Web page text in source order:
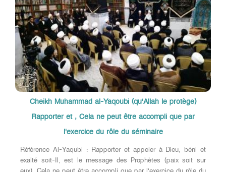
Cheikh Muhammad al-Yaqoubi (qu’Allah le protège)
Rapporter et , Cela ne peut être accompli que par
l'exercice du rôle du séminaire
Référence Al-Yaqubi : Rapporter et appeler à Dieu, béni et
exalté soit-Il, est le message des Prophètes (paix soit sur